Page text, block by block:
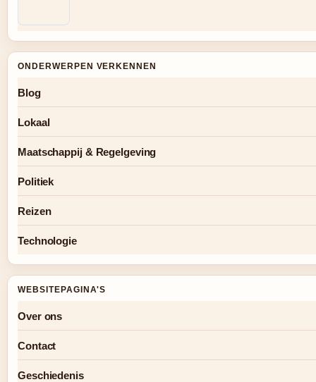
ONDERWERPEN VERKENNEN
Blog
Lokaal
Maatschappij & Regelgeving
Politiek
Reizen
Technologie
WEBSITEPAGINA'S
Over ons
Contact
Geschiedenis